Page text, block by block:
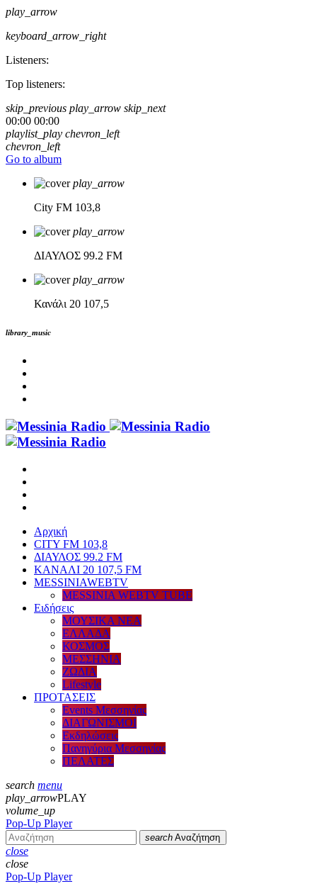
play_arrow
keyboard_arrow_right
Listeners:
Top listeners:
skip_previous play_arrow skip_next
00:00 00:00
playlist_play chevron_left
chevron_left
Go to album
play_arrow
City FM 103,8
play_arrow
ΔΙΑΥΛΟΣ 99.2 FM
play_arrow
Κανάλι 20 107,5
library_music
Αρχική
CITY FM 103,8
ΔΙΑΥΛΟΣ 99.2 FM
ΚΑΝΑΛΙ 20 107,5 FM
MESSINIAWEBTV
MESSINIA WEBTV TUBE
Eιδήσεις
ΜΟΥΣΙΚΑ ΝΕΑ
ΕΛΛΑΔΑ
ΚΟΣΜΟΣ
ΜΕΣΣΗΝΙΑ
ΖΩΔΙΑ
Lifestyle
ΠΡΟΤΑΣΕΙΣ
Events Μεσσηνίας
ΔΙΑΓΩΝΙΣΜΟΙ
Εκδηλώσεις
Πανηγύρια Μεσσηνίας
ΠΕΛΑΤΕΣ
search menu
play_arrowPLAY
volume_up
Pop-Up Player
search Αναζήτηση
close
close
Pop-Up Player